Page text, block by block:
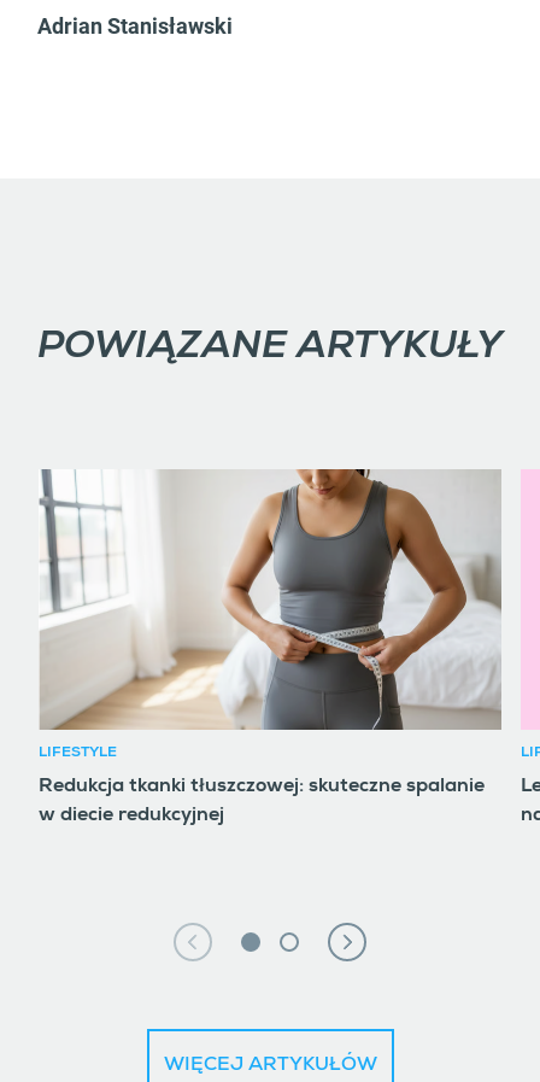
Adrian Stanisławski
POWIĄZANE ARTYKUŁY
LIFESTYLE
Redukcja tkanki tłuszczowej: skuteczne spalanie
w diecie redukcyjnej
WIĘCEJ ARTYKUŁÓW